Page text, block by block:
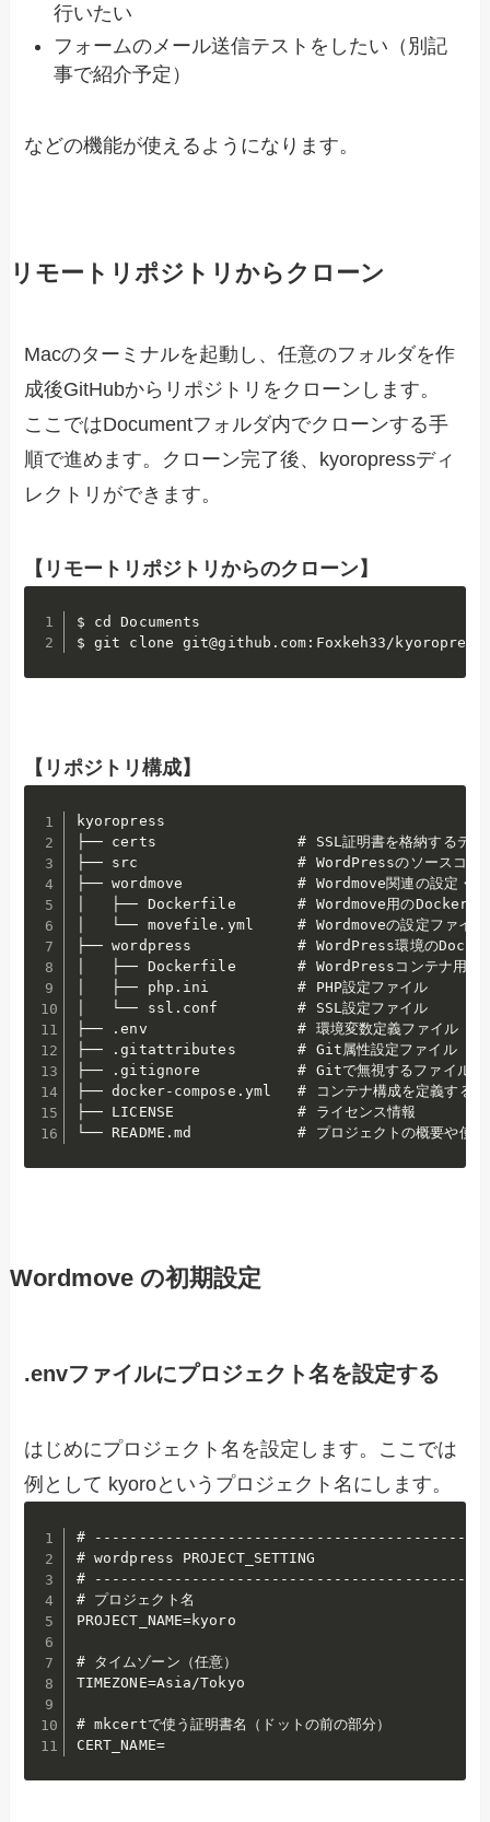
行いたい
フォームのメール送信テストをしたい（別記
事で紹介予定）
などの機能が使えるようになります。
リモートリポジトリからクローン
Macのターミナルを起動し、任意のフォルダを作
成後GitHubからリポジトリをクローンします。
ここではDocumentフォルダ内でクローンする手
順で進めます。クローン完了後、kyoropressディ
レクトリができます。
【リモートリポジトリからのクローン】
$ cd Documents
$ git clone git@github.com:Foxkeh33/
【リポジトリ構成】
kyoropress
├── certs                # SSL証明書を格納するディ
├── src                  # WordPressのソースコードを
├── wordmove             # Wordmove関連の設定・ス
│   ├── Dockerfile       # Wordmove用のDockerイメ
│   └── movefile.yml     # Wordmoveの設定ファイル（
├── wordpress            # WordPress環境のDocker
│   ├── Dockerfile       # WordPressコンテナ用の
│   ├── php.ini          # PHP設定ファイル
│   └── ssl.conf         # SSL設定ファイル
├── .env                 # 環境変数定義ファイル（各種
├── .gitattributes       # Git属性設定ファイル（改行
├── .gitignore           # Gitで無視するファイルを
├── docker-compose.yml   # コンテナ構成を定義する
├── LICENSE              # ライセンス情報
└── README.md            # プロジェクトの概要や使い
Wordmove の初期設定
.envファイルにプロジェクト名を設定する
はじめにプロジェクト名を設定します。ここでは
例として kyoroというプロジェクト名にします。
# -------------------------------------------
# wordpress PROJECT_SETTING
# -------------------------------------------
# プロジェクト名
PROJECT_NAME=kyoro
# タイムゾーン（任意）
TIMEZONE=Asia/Tokyo
# mkcertで使う証明書名（ドットの前の部分）
CERT_NAME=